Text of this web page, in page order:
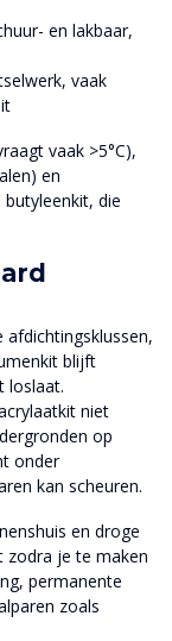
en lakbaar,
vaak
vaak >5°C),
en
die
afdichtingsklussen,
blijft
loslaat.
niet
op
onder
kan scheuren.
en droge
zodra je te maken
permanente
zoals